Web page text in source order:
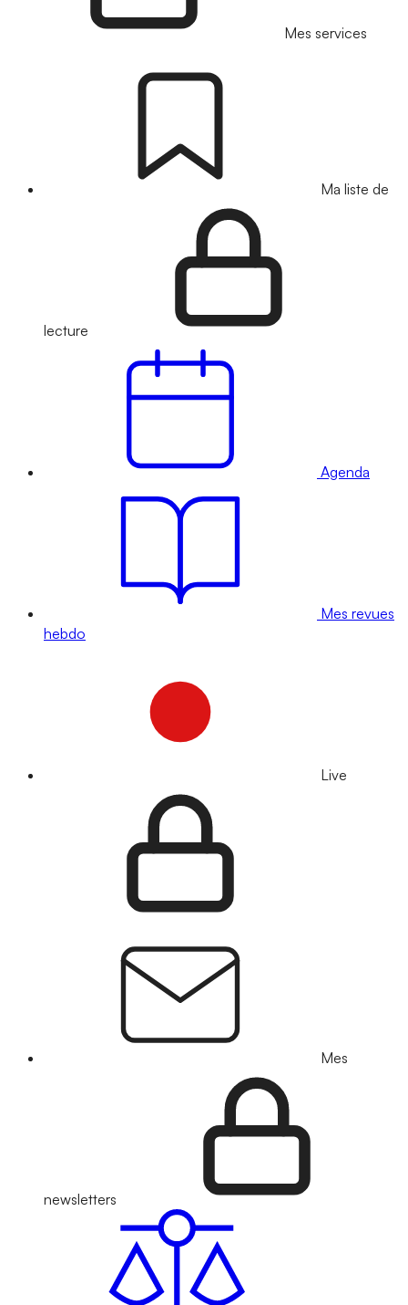
Mes services
Ma liste de
lecture
Agenda
Mes revues
hebdo
Live
Mes
newsletters